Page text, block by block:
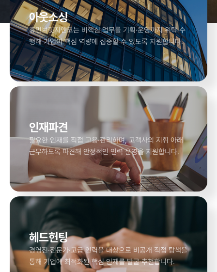
아웃소싱
휴먼브릿지앤코는 비핵심 업무를 기획·운영까지 위탁 수
행해 기업이 핵심 역량에 집중할 수 있도록 지원합니다.
인재파견
필요한 인재를 직접 고용·관리하며, 고객사의 지휘 아래
근무하도록 파견해 안정적인 인력 운영을 지원합니다.
헤드헌팅
경영진·전문가·고급 인력을 대상으로 비공개 직접 탐색을
통해 기업에 최적화된 핵심 인재를 발굴·추천합니다.